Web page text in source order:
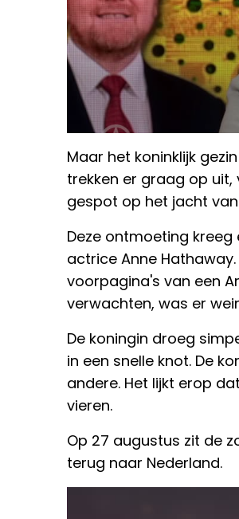
Maar het koninklijk
trekken er graag op
gespot op het jacht
Deze ontmoeting
actrice Anne
voorpagina's van een
verwachten, was er
De koningin droeg
in een snelle knot. De
andere. Het lijkt erop
vieren.
Op 27 augustus zit de
terug naar Nederland.